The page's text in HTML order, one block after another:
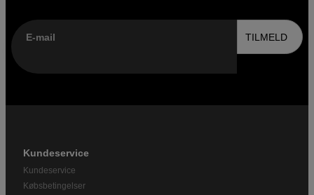
E-mail TILMELD
Kundeservice
Kundeservice
Købsbetingelser